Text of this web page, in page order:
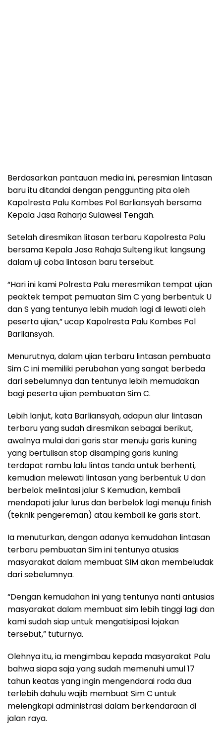
Berdasarkan pantauan media ini, peresmian lintasan
baru itu ditandai dengan penggunting pita oleh
Kapolresta Palu Kombes Pol Barliansyah bersama
Kepala Jasa Raharja Sulawesi Tengah.
Setelah diresmikan litasan terbaru Kapolresta Palu
bersama Kepala Jasa Rahaja Sulteng ikut langsung
dalam uji coba lintasan baru tersebut.
“Hari ini kami Polresta Palu meresmikan tempat ujian
peaktek tempat pemuatan Sim C yang berbentuk U
dan S yang tentunya lebih mudah lagi di lewati oleh
peserta ujian,” ucap Kapolresta Palu Kombes Pol
Barliansyah.
Menurutnya, dalam ujian terbaru lintasan pembuata
Sim C ini memiliki perubahan yang sangat berbeda
dari sebelumnya dan tentunya lebih memudakan
bagi peserta ujian pembuatan Sim C.
Lebih lanjut, kata Barliansyah, adapun alur lintasan
terbaru yang sudah diresmikan sebagai berikut,
awalnya mulai dari garis star menuju garis kuning
yang bertulisan stop disamping garis kuning
terdapat rambu lalu lintas tanda untuk berhenti,
kemudian melewati lintasan yang berbentuk U dan
berbelok melintasi jalur S Kemudian, kembali
mendapati jalur lurus dan berbelok lagi menuju finish
(teknik pengereman) atau kembali ke garis start.
Ia menuturkan, dengan adanya kemudahan lintasan
terbaru pembuatan Sim ini tentunya atusias
masyarakat dalam membuat SIM akan membeludak
dari sebelumnya.
“Dengan kemudahan ini yang tentunya nanti antusias
masyarakat dalam membuat sim lebih tinggi lagi dan
kami sudah siap untuk mengatisipasi lojakan
tersebut,” tuturnya.
Olehnya itu, ia mengimbau kepada masyarakat Palu
bahwa siapa saja yang sudah memenuhi umul 17
tahun keatas yang ingin mengendarai roda dua
terlebih dahulu wajib membuat Sim C untuk
melengkapi administrasi dalam berkendaraan di
jalan raya.